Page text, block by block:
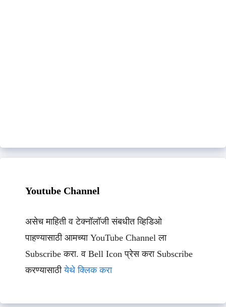
Youtube Channel
असेच माहिती व टेक्नॉलॉजी संबधीत व्हिडिओ
पाहण्यासाठी आमच्या YouTube Channel ला
Subscribe करा. व Bell Icon प्रेस करा Subscribe
करण्यासाठीयेथे क्लिक करा